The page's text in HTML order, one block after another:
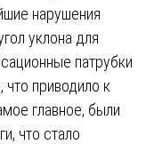
нарушения
уклона для
патрубки
что приводило к
главное, были
что стало